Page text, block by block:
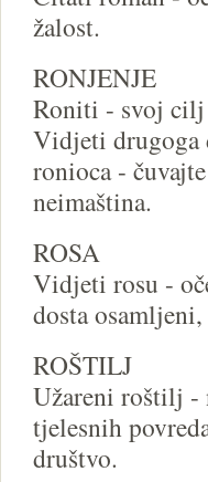
žalost.
RONJENJE
Roniti - svoj cilj
Vidjeti drugoga
ronioca -
neimaština.
ROSA
Vidjeti rosu -
dosta
ROŠTILJ
Užareni roštilj -
tjelesnih
društvo.